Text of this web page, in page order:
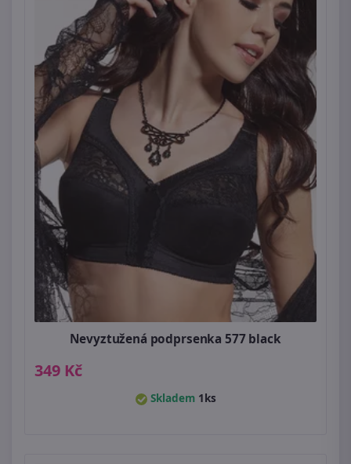
Nevyztužená podprsenka 577 black
349 Kč
Skladem 1ks